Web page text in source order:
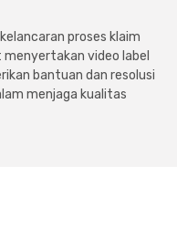
proses klaim
video label
bantuan dan resolusi
menjaga kualitas